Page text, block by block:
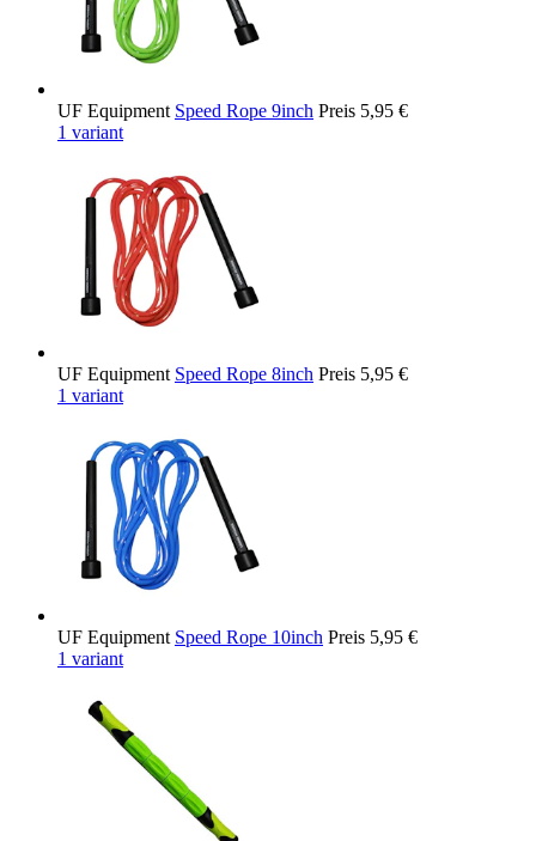
UF Equipment Speed Rope 9inch Preis 5,95 €
1 variant
UF Equipment Speed Rope 8inch Preis 5,95 €
1 variant
UF Equipment Speed Rope 10inch Preis 5,95 €
1 variant